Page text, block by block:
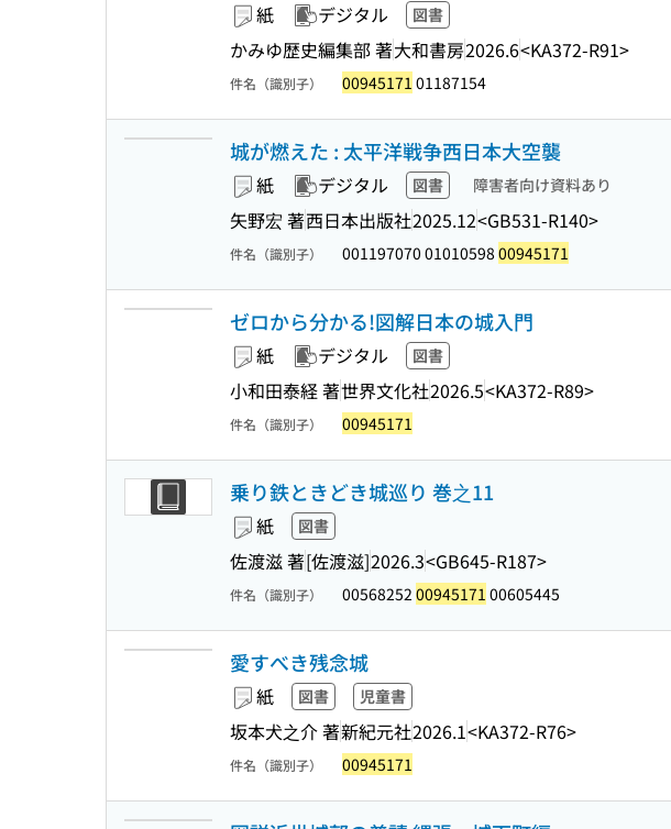
紙 デジタル 図書
かみゆ歴史編集部 著大和書房2026.6<KA372-R91>
件名（識別子） 00945171 01187154
城が燃えた : 太平洋戦争西日本大空襲
紙 デジタル 図書 障害者向け資料あり
矢野宏 著西日本出版社2025.12<GB531-R140>
件名（識別子） 001197070 01010598 00945171
ゼロから分かる!図解日本の城入門
紙 デジタル 図書
小和田泰経 著世界文化社2026.5<KA372-R89>
件名（識別子） 00945171
乗り鉄ときどき城巡り 巻之11
紙 図書
佐渡滋 著[佐渡滋]2026.3<GB645-R187>
件名（識別子） 00568252 00945171 00605445
愛すべき残念城
紙 図書 児童書
坂本犬之介 著新紀元社2026.1<KA372-R76>
件名（識別子） 00945171